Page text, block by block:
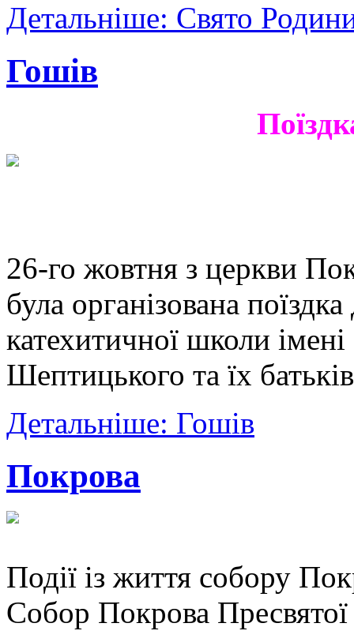
Детальніше: Свято
Гошів
26-го жовтня з церкви
була організована
катехитичної школи
Шептицького та їх
Детальніше: Гошів
Покрова
Події із життя собору
Собор Покрова